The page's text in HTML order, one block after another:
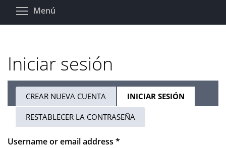
Pasar
Menú
Iniciar sesión
Solapas
principales
CREAR NUEVA CUENTA INICIAR SESIÓN
ACTIVA)
RESTABLECER LA CONTRASEÑA
Username or email address *